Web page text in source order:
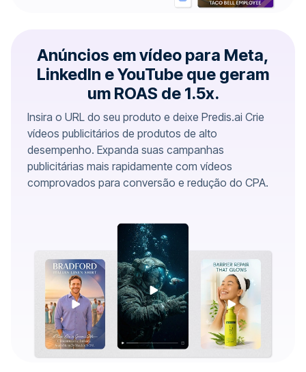
Anúncios em vídeo para Meta,
LinkedIn e YouTube que geram
um ROAS de 1.5x.
Insira o URL do seu produto e deixe Predis.ai Crie
vídeos publicitários de produtos de alto
desempenho. Expanda suas campanhas
publicitárias mais rapidamente com vídeos
comprovados para conversão e redução do CPA.